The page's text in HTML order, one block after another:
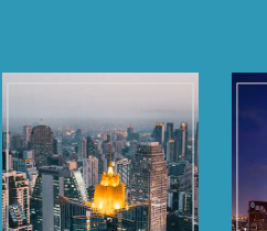
Grande Centre
Point
Terminal 21